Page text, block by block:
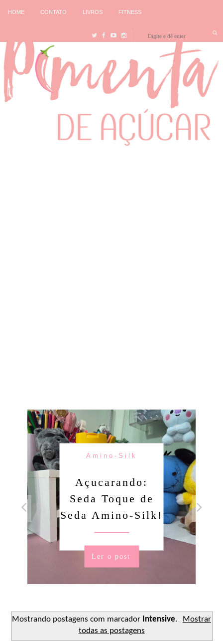
HOME CONTATO LIVROS FITNESS
Amino-Silk
Açucarando:
Seda Toque de
Seda Amino-Silk!
Ler o post
Mostrando postagens com marcador Intensive.
Mostrar
todas as postagens